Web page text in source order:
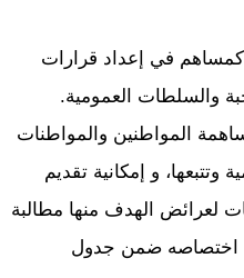
في إعداد قرارات
والسلطات العمومية.
المواطنين والمواطنات
وتتبعها، و إمكانية تقديم
لعرائض الهدف منها مطالبة
اختصاصه ضمن جدول